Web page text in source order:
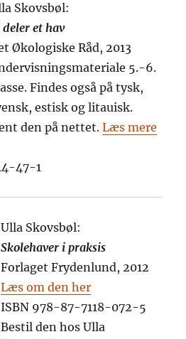
Skovsbøl:
deler et hav
Økologiske Råd, 2013
5.-6.
Findes også på tysk,
estisk og litauisk.
den på nettet.Læs mere
47-1
Ulla Skovsbøl:
Skolehaver i praksis
Forlaget Frydenlund, 2012
Læs om den her
ISBN 978-87-7118-072-5
Bestil den hos Ulla